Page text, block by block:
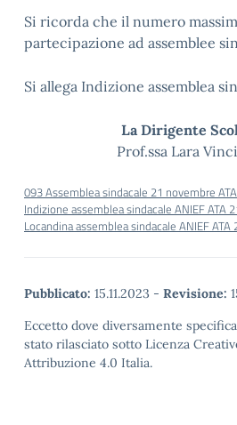
Si ricorda che il numero
partecipazione ad assemblee
Si allega Indizione assemblea
La Dirigente
Prof.ssa Lara
093 Assemblea sindacale 21 novembre
Indizione assemblea sindacale ANIEF ATA
Locandina assemblea sindacale ANIEF ATA
Pubblicato: 15.11.2023 - Revisione:
Eccetto dove diversamente
stato rilasciato sotto Licenza
Attribuzione 4.0 Italia.